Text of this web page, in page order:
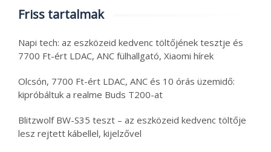
Friss tartalmak
Napi tech: az eszközeid kedvenc töltőjének tesztje és
7700 Ft-ért LDAC, ANC fülhallgató, Xiaomi hírek
Olcsón, 7700 Ft-ért LDAC, ANC és 10 órás üzemidő:
kipróbáltuk a realme Buds T200-at
Blitzwolf BW-S35 teszt – az eszközeid kedvenc töltője
lesz rejtett kábellel, kijelzővel